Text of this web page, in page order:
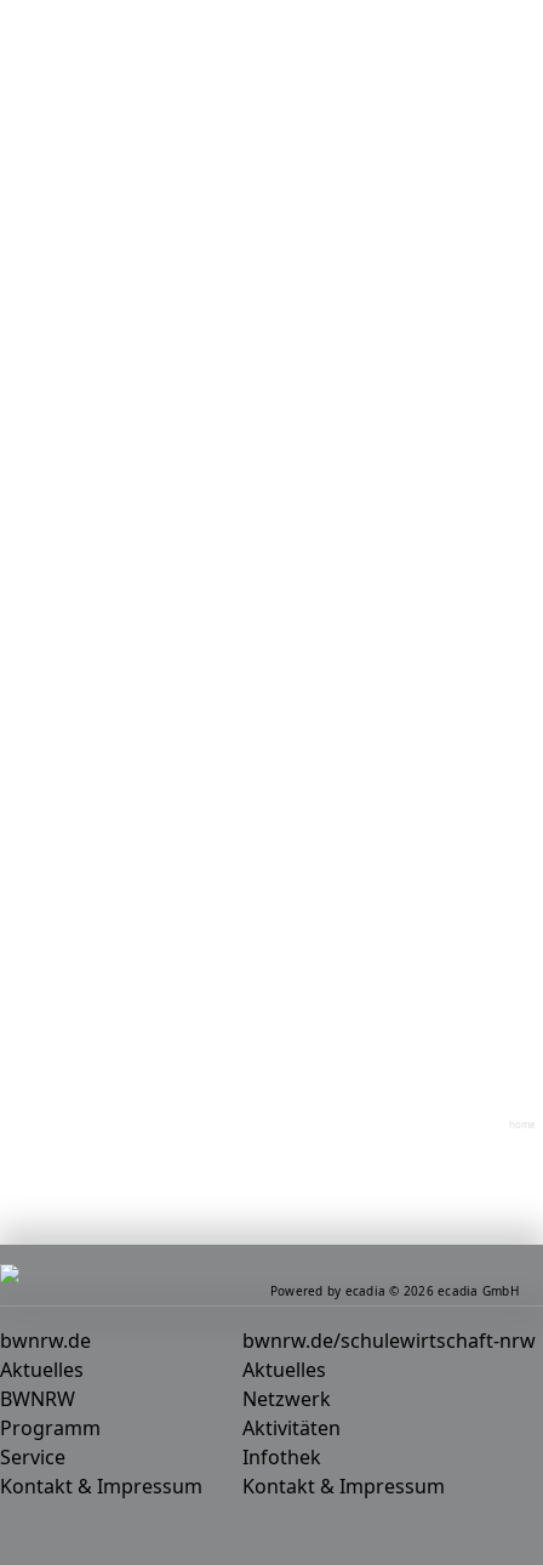
home
bwnrw.de
Aktuelles
BWNRW
Programm
Service
Kontakt & Impressum
bwnrw.de/schulewirtschaft-nrw
Aktuelles
Netzwerk
Aktivitäten
Infothek
Kontakt & Impressum
Powered by ecadia © 2026 ecadia GmbH